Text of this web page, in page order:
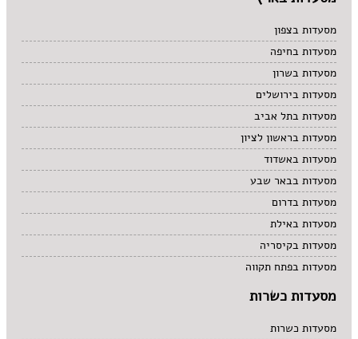
מסעדות בצפון
מסעדות בחיפה
מסעדות בשרון
מסעדות בירושלים
מסעדות בתל אביב
מסעדות בראשון לציון
מסעדות באשדוד
מסעדות בבאר שבע
מסעדות בדרום
מסעדות באילת
מסעדות בקיסריה
מסעדות בפתח תקווה
מסעדות כשרות
מסעדות כשרות